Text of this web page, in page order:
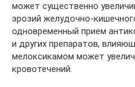
может существенно
эрозий желудочно-
одновременный прием
и других препаратов,
мелоксикамом может
кровотечений.